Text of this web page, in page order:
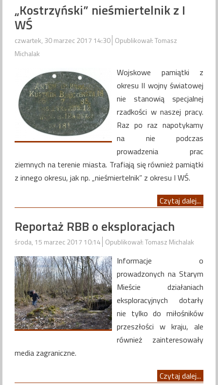
„Kostrzyński” nieśmiertelnik z I
WŚ
czwartek, 30 marzec 2017 14:30 Opublikował: Tomasz
Michalak
Wojskowe pamiątki z
okresu II wojny światowej
nie stanowią specjalnej
rzadkości w naszej pracy.
Raz po raz napotykamy
na nie podczas
prowadzenia prac
ziemnych na terenie miasta. Trafiają się również pamiątki
z innego okresu, jak np. „nieśmiertelnik” z okresu I WŚ.
Czytaj dalej...
Reportaż RBB o eksploracjach
środa, 15 marzec 2017 10:14 Opublikował: Tomasz Michalak
Informacje o
prowadzonych na Starym
Mieście działaniach
eksploracyjnych dotarły
nie tylko do miłośników
przeszłości w kraju, ale
również zainteresowały
media zagraniczne.
Czytaj dalej...